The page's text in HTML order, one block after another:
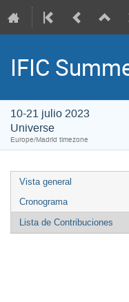
IFIC
10-21 julio 2023
Universe
Europe/Madrid timezone
Vista general
Cronograma
Lista de Contribuciones